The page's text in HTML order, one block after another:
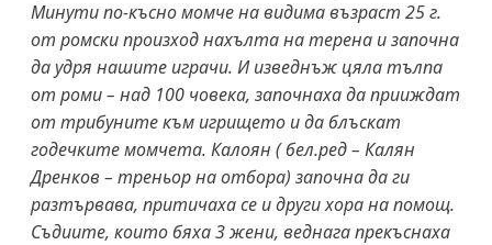
Минути по-късно момче на видима възраст 25 г.
от ромски произход нахълта на терена и започна
да удря нашите играчи. И изведнъж цяла тълпа
от роми – над 100 човека, започнаха да прииждат
от трибуните към игрището и да блъскат
годечките момчета. Калоян ( бел.ред – Калян
Дренков – треньор на отбора) започна да ги
разтървава, притичаха се и други хора на помощ.
Съдиите, които бяха 3 жени, веднага прекъснаха